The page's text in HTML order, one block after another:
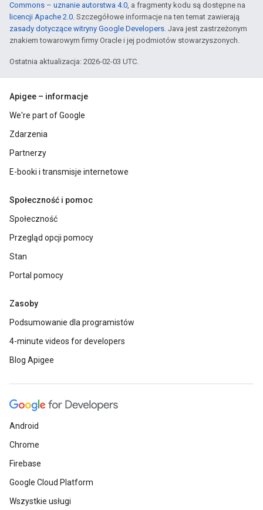
Commons – uznanie autorstwa 4.0, a fragmenty kodu są dostępne na
licencji Apache 2.0. Szczegółowe informacje na ten temat zawierają
zasady dotyczące witryny Google Developers. Java jest zastrzeżonym
znakiem towarowym firmy Oracle i jej podmiotów stowarzyszonych.
Ostatnia aktualizacja: 2026-02-03 UTC.
Apigee – informacje
We're part of Google
Zdarzenia
Partnerzy
E-booki i transmisje internetowe
Społeczność i pomoc
Społeczność
Przegląd opcji pomocy
Stan
Portal pomocy
Zasoby
Podsumowanie dla programistów
4-minute videos for developers
Blog Apigee
Android
Chrome
Firebase
Google Cloud Platform
Wszystkie usługi